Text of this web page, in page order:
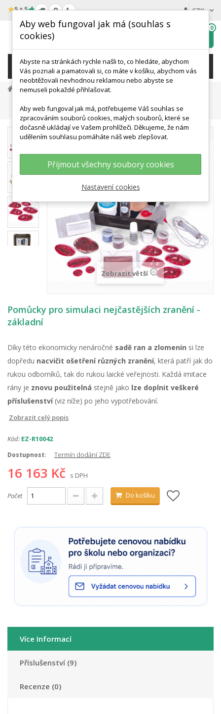
★5 z 5 CZK
wishlist
0
KATEGORIE
Medicínská Simulace A Výcvik
Pomůcky Pro Simulaci Nejčastějších Zranění - Základní
Zobrazit větší
Pomůcky pro simulaci nejčastějších zranění -
základní
Díky této ekonomicky nenáročné sadě ran a zlomenin si lze
dopředu nacvičit ošetření různých zranění, která patří jak do
rukou odborníků, tak do rukou laické veřejnosti. Každá imitace
rány je znovu použitelná stejně jako lze doplnit veškeré
příslušenství(viz níže) po jeho vypotřebování.
Zobrazit celý popis
Kód: EZ-R10042
Dostupnost: Termín dodání ZDE
16 163 Kč s DPH
Počet Do košíku
Více Informací
Příslušenství (9)
Recenze (0)
Aby web fungoval jak má (souhlas s
cookies)
Abyste na stránkách rychle našli to, co hledáte, abychom
Vás poznali a pamatovali si, co máte v košíku, abychom vás
neobtěžovali nevhodnou reklamou nebo abyste se
nemuseli pokaždé přihlašovat.
Aby web fungoval jak má, potřebujeme Váš souhlas se
zpracováním souborů cookies, malých souborů, které se
dočasně ukládají ve Vašem prohlížeči. Děkujeme, že nám
udělením souhlasu pomáháte náš web zlepšovat.
Přijmout všechny soubory cookies
Nastavení cookies